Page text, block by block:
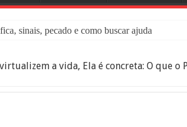
sinais, pecado e como buscar ajuda
Reino Não Terá Fim: O Documentário Que
a vida, Ela é concreta: O que o